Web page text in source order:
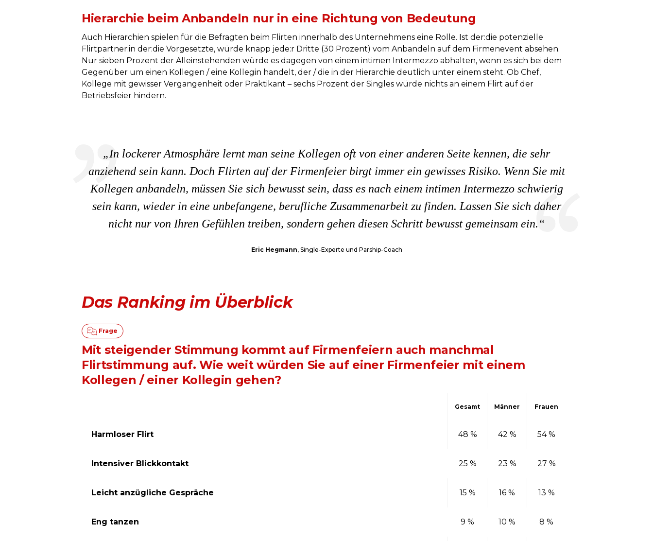
Hierarchie beim Anbandeln nur in eine Richtung von Bedeutung
Auch Hierarchien spielen für die Befragten beim Flirten innerhalb des Unternehmens eine Rolle. Ist der:die potenzielle
Flirtpartner:in der:die Vorgesetzte, würde knapp jede:r Dritte (30 Prozent) vom Anbandeln auf dem Firmenevent absehen.
Nur sieben Prozent der Alleinstehenden würde es dagegen von einem intimen Intermezzo abhalten, wenn es sich bei dem
Gegenüber um einen Kollegen / eine Kollegin handelt, der / die in der Hierarchie deutlich unter einem steht. Ob Chef,
Kollege mit gewisser Vergangenheit oder Praktikant – sechs Prozent der Singles würde nichts an einem Flirt auf der
Betriebsfeier hindern.
„In lockerer Atmosphäre lernt man seine Kollegen oft von einer anderen Seite kennen, die sehr
anziehend sein kann. Doch Flirten auf der Firmenfeier birgt immer ein gewisses Risiko. Wenn Sie mit
Kollegen anbandeln, müssen Sie sich bewusst sein, dass es nach einem intimen Intermezzo schwierig
sein kann, wieder in eine unbefangene, berufliche Zusammenarbeit zu finden. Lassen Sie sich daher
nicht nur von Ihren Gefühlen treiben, sondern gehen diesen Schritt bewusst gemeinsam ein.“
Eric Hegmann, Single-Experte und Parship-Coach
Das Ranking im Überblick
Mit steigender Stimmung kommt auf Firmenfeiern auch manchmal
Flirtstimmung auf. Wie weit würden Sie auf einer Firmenfeier mit einem
Kollegen / einer Kollegin gehen?
Gesamt Männer Frauen
Harmloser Flirt 48 % 42 % 54 %
Intensiver Blickkontakt 25 % 23 % 27 %
Leicht anzügliche Gespräche 15 % 16 % 13 %
Eng tanzen 9 % 10 % 8 %